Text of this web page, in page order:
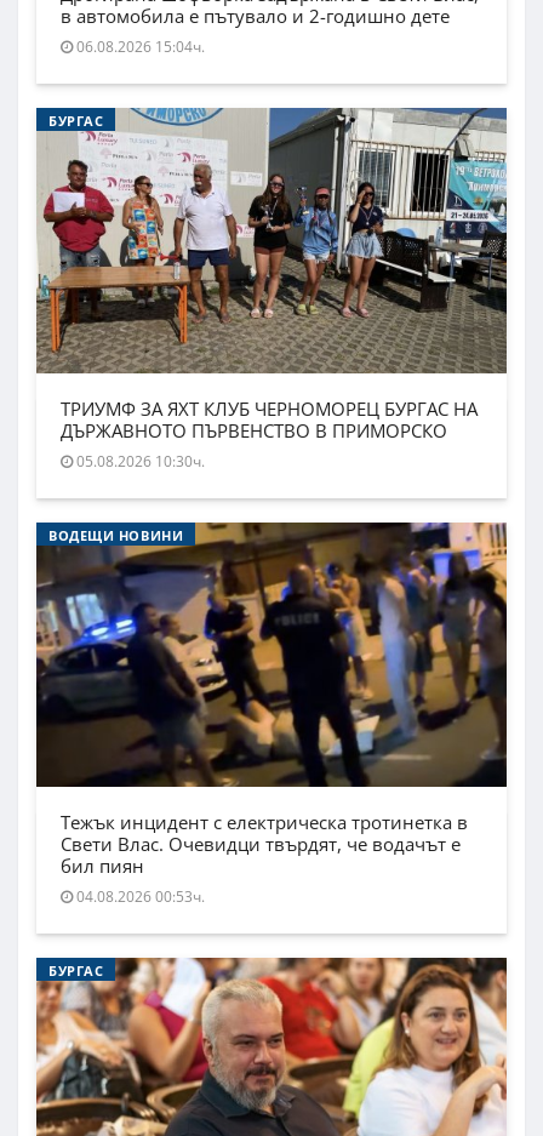
в автомобила е пътувало и 2-годишно дете
06.08.2026 15:04ч.
БУРГАС
ТРИУМФ ЗА ЯХТ КЛУБ ЧЕРНОМОРЕЦ БУРГАС НА
ДЪРЖАВНОТО ПЪРВЕНСТВО В ПРИМОРСКО
05.08.2026 10:30ч.
ВОДЕЩИ НОВИНИ
Тежък инцидент с електрическа тротинетка в
Свети Влас. Очевидци твърдят, че водачът е
бил пиян
04.08.2026 00:53ч.
БУРГАС